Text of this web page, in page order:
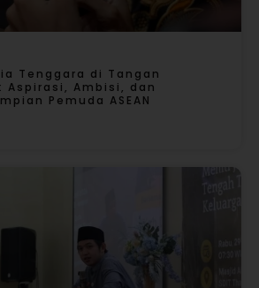
Tenggara di Tangan
Aspirasi, Ambisi, dan
Pemuda ASEAN